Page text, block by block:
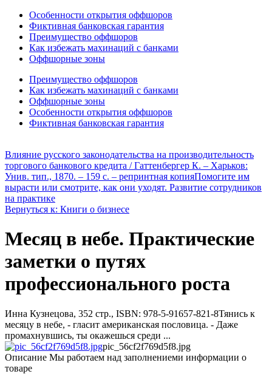
Особенности открытия оффшоров
Фиктивная банковская гарантия
Преимущество оффшоров
Как избежать махинаций с банками
Оффшорные зоны
Преимущество оффшоров
Как избежать махинаций с банками
Оффшорные зоны
Особенности открытия оффшоров
Фиктивная банковская гарантия
Влияние русского законодательства на производительность
торгового банкового кредита / Гаттенбергер К. – Харьков:
Унив. тип., 1870. – 159 с. – репринтная копияПомогите им
вырасти или смотрите, как они уходят. Развитие сотрудников
на практике
Вернуться к: Книги о бизнесе
Месяц в небе. Практические
заметки о путях
профессионального роста
Инна Кузнецова, 352 стр., ISBN: 978-5-91657-821-8Тянись к
месяцу в небе, - гласит американская пословица. - Даже
промахнувшись, ты окажешься среди ...
pic_56cf2f769d5f8.jpg
Описание Мы работаем над заполнениеми информации о
товаре